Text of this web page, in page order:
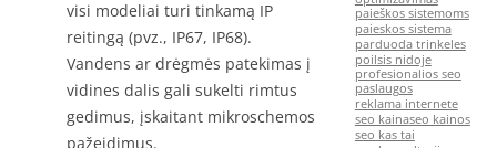
visi modeliai turi tinkamą IP
reitingą (pvz., IP67, IP68).
Vandens ar drėgmės patekimas į
vidines dalis gali sukelti rimtus
gedimus, įskaitant mikroschemos
pažeidimus.
paieškos sistemoms
paieskos sistema
parduoda trinkeles
poilsis nidoje
profesionalios seo
paslaugos
reklama internete
seo kainaseo kainos
seo kas tai